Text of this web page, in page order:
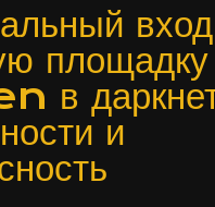
площадку
в
и